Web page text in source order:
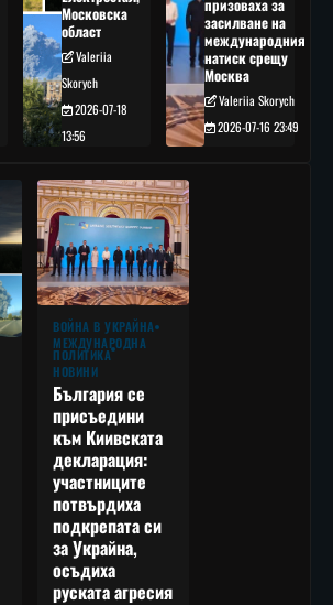
Московска
област
Valeriia
Skorych
2026-07-18
13:56
призоваха за
засилване на
международния
натиск срещу
Москва
Valeriia Skorych
2026-07-16 23:49
ВОЙНА В УКРАЙНА
МЕЖДУНАРОДНА
ПОЛИТИКА
НОВИНИ
България се
присъедини
към Киивската
декларация:
участниците
потвърдиха
подкрепата си
за Украйна,
осъдиха
руската агресия